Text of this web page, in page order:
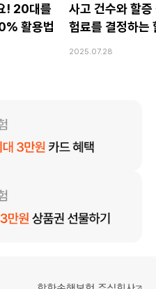
! 20대를
활용법
사고 건수와 할
험료를 결정하는
2025.07.28